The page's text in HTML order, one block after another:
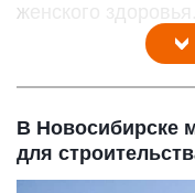
женского здоровья.
В Новосибирске
для